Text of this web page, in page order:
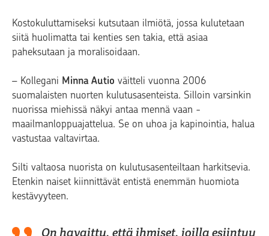
Kostokuluttamiseksi kutsutaan ilmiötä, jossa kulutetaan
siitä huolimatta tai kenties sen takia, että asiaa
paheksutaan ja moralisoidaan.
– Kollegani Minna Autio väitteli vuonna 2006
suomalaisten nuorten kulutusasenteista. Silloin varsinkin
nuorissa miehissä näkyi antaa mennä vaan -
maailmanloppuajattelua. Se on uhoa ja kapinointia, halua
vastustaa valtavirtaa.
Silti valtaosa nuorista on kulutusasenteiltaan harkitsevia.
Etenkin naiset kiinnittävät entistä enemmän huomiota
kestävyyteen.
On havaittu, että ihmiset, joilla esiintyy